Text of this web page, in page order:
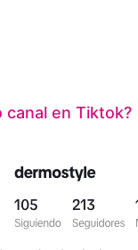
canal en Tiktok?